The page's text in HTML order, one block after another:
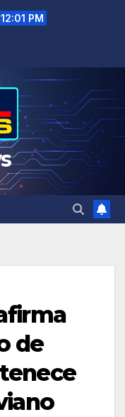
PM
de